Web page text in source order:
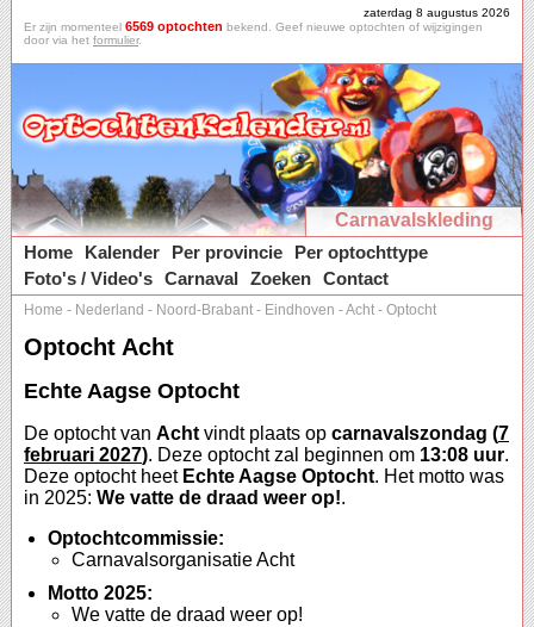
zaterdag 8 augustus 2026
Er zijn momenteel 6569 optochten bekend. Geef nieuwe optochten of wijzigingen
door via het formulier.
Carnavalskleding
Home
Kalender Per provincie
Per optochttype
Foto's / Video's Carnaval Zoeken Contact
Home - Nederland - Noord-Brabant - Eindhoven -Acht - Optocht
Optocht Acht
Echte Aagse Optocht
De optocht van Acht vindt plaats op carnavalszondag (7
februari 2027). Deze optocht zal beginnen om 13:08 uur.
Deze optocht heet Echte Aagse Optocht. Het motto was
in 2025: We vatte de draad weer op!.
Optochtcommissie:
Carnavalsorganisatie Acht
Motto 2025:
We vatte de draad weer op!